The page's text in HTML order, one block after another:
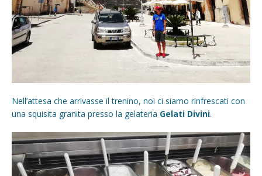
Nell’attesa che arrivasse il trenino, noi ci siamo rinfrescati con
una squisita granita presso la gelateria Gelati Divini.